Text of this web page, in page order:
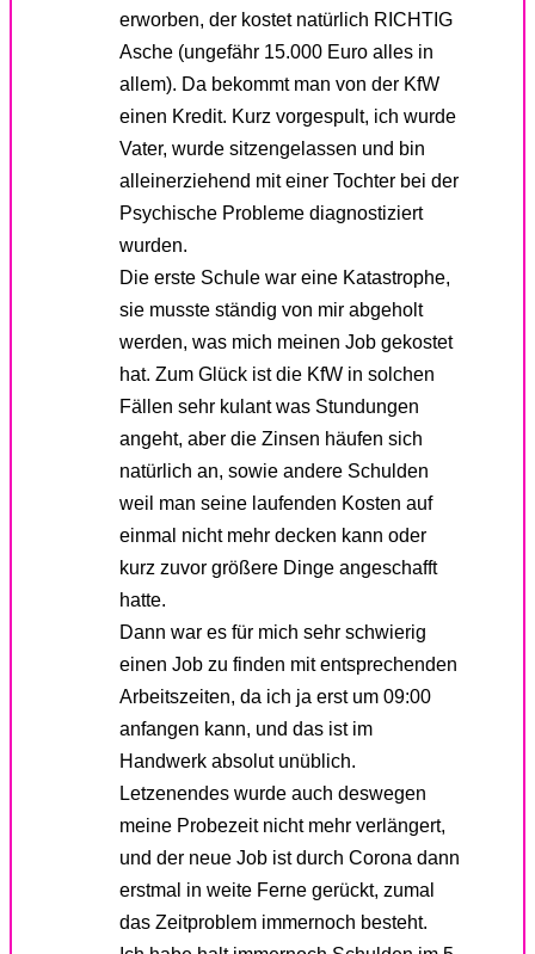
erworben, der kostet natürlich RICHTIG
Asche (ungefähr 15.000 Euro alles in
allem). Da bekommt man von der KfW
einen Kredit. Kurz vorgespult, ich wurde
Vater, wurde sitzengelassen und bin
alleinerziehend mit einer Tochter bei der
Psychische Probleme diagnostiziert
wurden.
Die erste Schule war eine Katastrophe,
sie musste ständig von mir abgeholt
werden, was mich meinen Job gekostet
hat. Zum Glück ist die KfW in solchen
Fällen sehr kulant was Stundungen
angeht, aber die Zinsen häufen sich
natürlich an, sowie andere Schulden
weil man seine laufenden Kosten auf
einmal nicht mehr decken kann oder
kurz zuvor größere Dinge angeschafft
hatte.
Dann war es für mich sehr schwierig
einen Job zu finden mit entsprechenden
Arbeitszeiten, da ich ja erst um 09:00
anfangen kann, und das ist im
Handwerk absolut unüblich.
Letzenendes wurde auch deswegen
meine Probezeit nicht mehr verlängert,
und der neue Job ist durch Corona dann
erstmal in weite Ferne gerückt, zumal
das Zeitproblem immernoch besteht.